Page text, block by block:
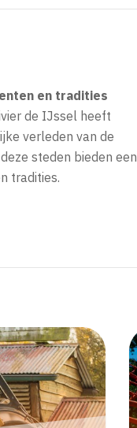
en tradities
de IJssel heeft
verleden van de
steden bieden een
tradities.